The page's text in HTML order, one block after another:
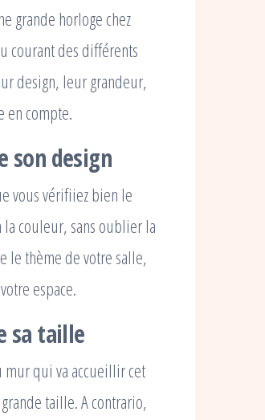
grande horloge chez
courant des différents
design, leur grandeur,
en compte.
son design
vous vérifiiez bien le
la couleur, sans oublier la
le thème de votre salle,
espace.
sa taille
mur qui va accueillir cet
taille. A contrario,